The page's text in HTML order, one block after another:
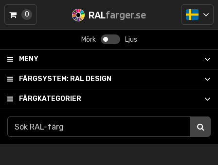
RALfarger.se
Mörk Ljus
MENY
FÄRGSYSTEM: RAL DESIGN
FÄRGKATEGORIER
0